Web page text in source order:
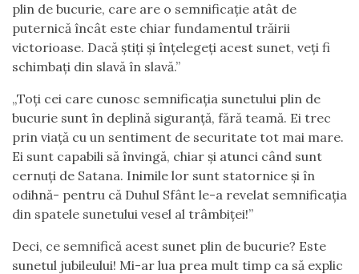
plin de bucurie, care are o semnificație atât de
puternică încât este chiar fundamentul trăirii
victorioase. Dacă știți și înțelegeți acest sunet, veți fi
schimbați din slavă în slavă.”
„Toți cei care cunosc semnificația sunetului plin de
bucurie sunt în deplină siguranţă, fără teamă. Ei trec
prin viață cu un sentiment de securitate tot mai mare.
Ei sunt capabili să învingă, chiar și atunci când sunt
cernuţi de Satana. Inimile lor sunt statornice și în
odihnă- pentru că Duhul Sfânt le-a revelat semnificația
din spatele sunetului vesel al trâmbiţei!”
Deci, ce semnifică acest sunet plin de bucurie? Este
sunetul jubileului! Mi-ar lua prea mult timp ca să explic